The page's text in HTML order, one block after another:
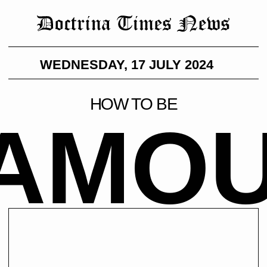
HOW TO BE
WEDNESDAY, 17 JULY 2024